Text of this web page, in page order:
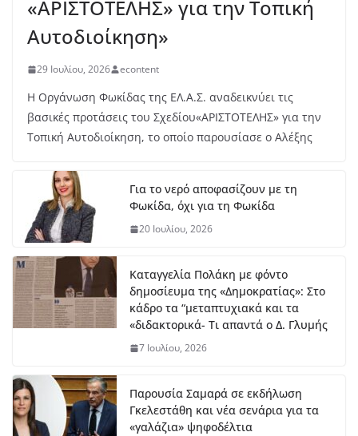
Δ.Τ. :Συνεχίζονται οι παρεμβάσεις του Δήμου
5 Αυγούστου, 2026
Πωλείται BMW F 650 ST
Ξεκινά η εκπόνηση της μελέτης
για το μουσείο Σπύρου
Παπαλουκά
6 Αυγούστου, 2026
«ΑΡΙΣΤΟΤΕΛΗΣ» για την Τοπική
Αυτοδιοίκηση»
29 Ιουλίου, 2026 econtent
Η Οργάνωση Φωκίδας της ΕΛ.Α.Σ. αναδεικνύει τις
βασικές προτάσεις του Σχεδίου«ΑΡΙΣΤΟΤΕΛΗΣ» για την
Τοπική Αυτοδιοίκηση, το οποίο παρουσίασε ο Αλέξης
Για το νερό αποφασίζουν με τη
Φωκίδα, όχι για τη Φωκίδα
20 Ιουλίου, 2026
Καταγγελία Πολάκη με φόντο
δημοσίευμα της «Δημοκρατίας»: Στο
κάδρο τα “μεταπτυχιακά και τα
«διδακτορικά- Τι απαντά ο Δ. Γλυμής
7 Ιουλίου, 2026
Παρουσία Σαμαρά σε εκδήλωση
Γκελεστάθη και νέα σενάρια για τα
«γαλάζια» ψηφοδέλτια